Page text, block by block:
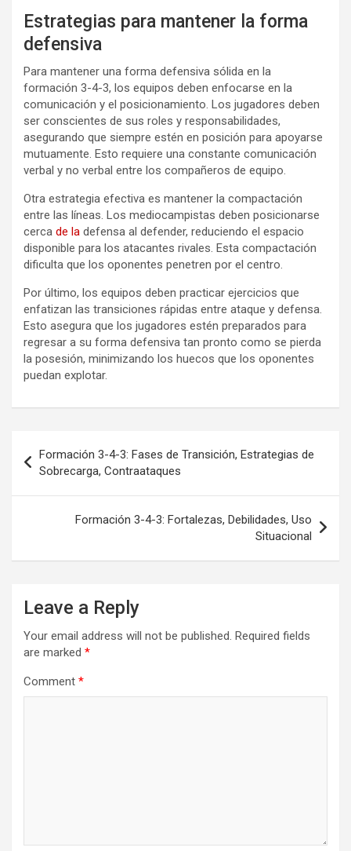
Estrategias para mantener la forma
defensiva
Para mantener una forma defensiva sólida en la
formación 3-4-3, los equipos deben enfocarse en la
comunicación y el posicionamiento. Los jugadores deben
ser conscientes de sus roles y responsabilidades,
asegurando que siempre estén en posición para apoyarse
mutuamente. Esto requiere una constante comunicación
verbal y no verbal entre los compañeros de equipo.
Otra estrategia efectiva es mantener la compactación
entre las líneas. Los mediocampistas deben posicionarse
cerca de la defensa al defender, reduciendo el espacio
disponible para los atacantes rivales. Esta compactación
dificulta que los oponentes penetren por el centro.
Por último, los equipos deben practicar ejercicios que
enfatizan las transiciones rápidas entre ataque y defensa.
Esto asegura que los jugadores estén preparados para
regresar a su forma defensiva tan pronto como se pierda
la posesión, minimizando los huecos que los oponentes
puedan explotar.
navigation
Formación 3-4-3: Fases de Transición, Estrategias de
Sobrecarga, Contraataques
Formación 3-4-3: Fortalezas, Debilidades, Uso
Situacional
Leave a Reply
Your email address will not be published. Required fields
are marked *
Comment *